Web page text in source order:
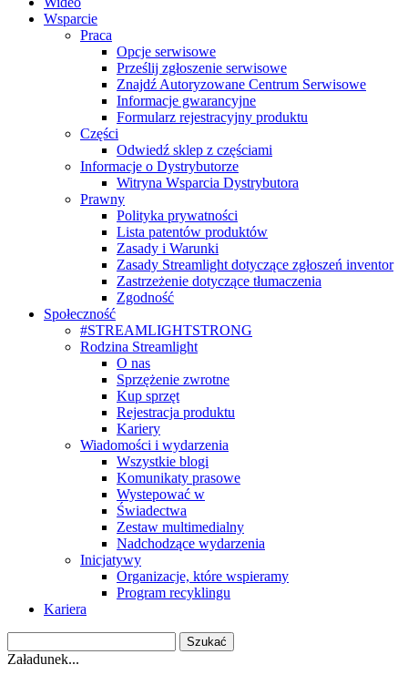
Wsparcie
Praca
Opcje serwisowe
Prześlij zgłoszenie serwisowe
Znajdź Autoryzowane Centrum Serwisowe
Informacje gwarancyjne
Formularz rejestracyjny produktu
Części
Odwiedź sklep z częściami
Informacje o Dystrybutorze
Witryna Wsparcia Dystrybutora
Prawny
Polityka prywatności
Lista patentów produktów
Zasady i Warunki
Zasady Streamlight dotyczące zgłoszeń inventor
Zastrzeżenie dotyczące tłumaczenia
Zgodność
Społeczność
#STREAMLIGHTSTRONG
Rodzina Streamlight
O nas
Sprzężenie zwrotne
Kup sprzęt
Rejestracja produktu
Kariery
Wiadomości i wydarzenia
Wszystkie blogi
Komunikaty prasowe
Wystepować w
Świadectwa
Zestaw multimedialny
Nadchodzące wydarzenia
Inicjatywy
Organizacje, które wspieramy
Program recyklingu
Kariera
Załadunek...